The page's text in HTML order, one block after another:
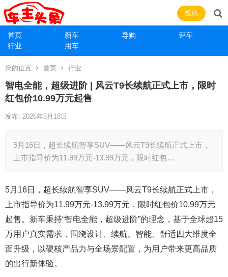
首页 新车 导购
评车
行业
用车
投稿
您的位置 首页 行业
智电全能，超级进阶 | 风云T9长续航正式上市，限时
红包价10.99万元起售
发布: 2026年5月18日
5月16日，超长续航智享SUV——风云T9长续航正式上市，
上市指导价为11.99万元-13.99万元，限时红包…
5月16日，超长续航智享SUV——风云T9长续航正式上市，
上市指导价为11.99万元-13.99万元，限时红包价10.99万元
起售。新车秉持“智电全能，超级进阶”的理念，基于全球超15
万用户真实需求，围绕设计、续航、智能、舒适四大维度全
面升级，以硬核产品力与全场景配置，为用户带来更高品质
的出行新体验。